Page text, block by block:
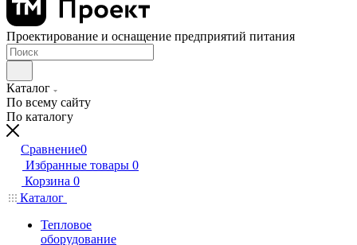
Проектирование и оснащение предприятий питания
Каталог
По всему сайту
По каталогу
Сравнение0
Избранные товары 0
Корзина 0
Каталог
Тепловое
оборудование